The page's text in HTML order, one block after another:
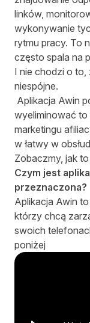
linków,
wykonywanie
rytmu pracy. To
często spala na
I nie chodzi o to,
niespójne.
Aplikacja Awin
wyeliminować to
marketingu
w łatwy w
Zobaczmy, jak
Czym jest
przeznaczona?
Aplikacja Awin
którzy chcą
swoich
poniżej